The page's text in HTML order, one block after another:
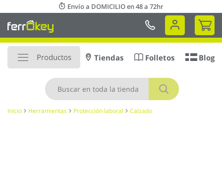
al
contenido
Envío a DOMICILIO en 48 a 72hr
Mi
Productos
Buscar
Tiendas Folletos Blog
Inicio Herramientas Protección laboral Calzado